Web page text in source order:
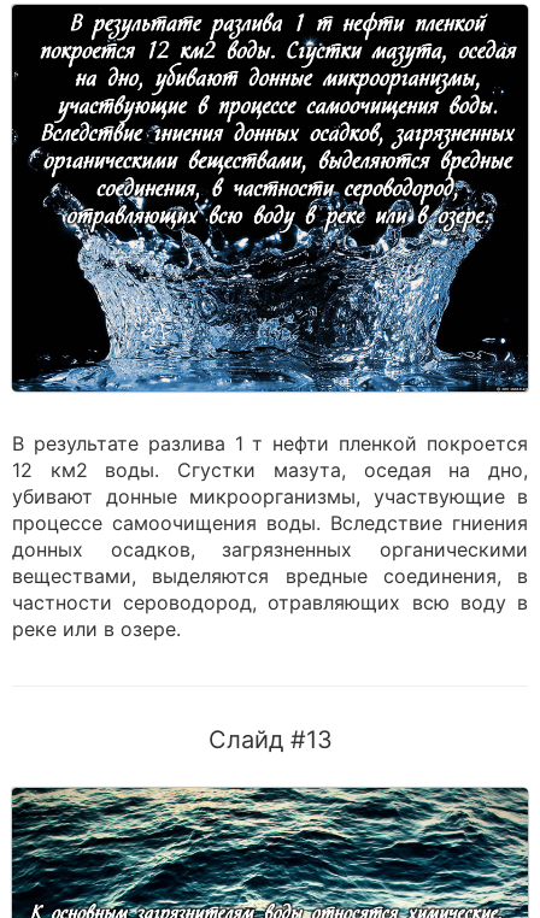
В результате разлива 1 т нефти пленкой покроется
12 км2 воды. Сгустки мазута, оседая на дно,
убивают донные микроорганизмы, участвующие в
процессе самоочищения воды. Вследствие гниения
донных осадков, загрязненных органическими
веществами, выделяются вредные соединения, в
частности сероводород, отравляющих всю воду в
реке или в озере.
Слайд #13